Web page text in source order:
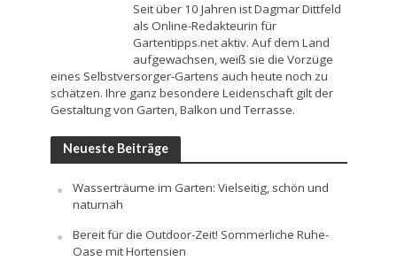
Seit über 10 Jahren ist Dagmar Dittfeld
als Online-Redakteurin für
Gartentipps.net aktiv. Auf dem Land
aufgewachsen, weiß sie die Vorzüge
eines Selbstversorger-Gartens auch heute noch zu
schätzen. Ihre ganz besondere Leidenschaft gilt der
Gestaltung von Garten, Balkon und Terrasse.
Neueste Beiträge
Wasserträume im Garten: Vielseitig, schön und
naturnah
Bereit für die Outdoor-Zeit! Sommerliche Ruhe-
Oase mit Hortensien